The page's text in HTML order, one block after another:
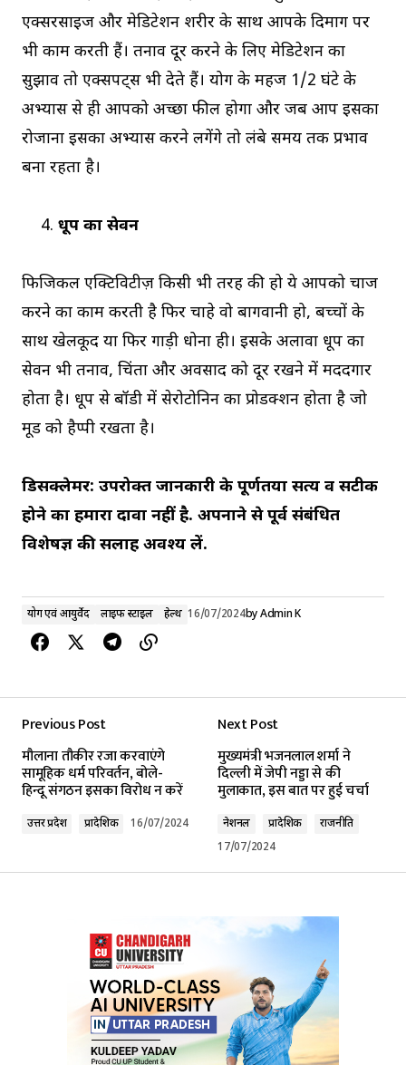
एक्सरसाइज और मेडिटेशन शरीर के साथ आपके दिमाग पर
भी काम करती हैं। तनाव दूर करने के लिए मेडिटेशन का
सुझाव तो एक्सपर्ट्स भी देते हैं। योग के महज 1/2 घंटे के
अभ्यास से ही आपको अच्छा फील होगा और जब आप इसका
रोजाना इसका अभ्यास करने लगेंगे तो लंबे समय तक प्रभाव
बना रहता है।
धूप का सेवन
फिजिकल एक्टिविटीज़ किसी भी तरह की हो ये आपको चार्ज
करने का काम करती है फिर चाहे वो बागवानी हो, बच्चों के
साथ खेलकूद या फिर गाड़ी धोना ही। इसके अलावा धूप का
सेवन भी तनाव, चिंता और अवसाद को दूर रखने में मददगार
होता है। धूप से बॉडी में सेरोटोनिन का प्रोडक्शन होता है जो
मूड को हैप्पी रखता है।
डिसक्लेमर: उपरोक्त जानकारी के पूर्णतया सत्य व सटीक
होने का हमारा दावा नहीं है. अपनाने से पूर्व संबंधित
विशेषज्ञ की सलाह अवश्य लें.
योग एवं आयुर्वेद लाइफ स्टाइल हेल्थ 16/07/2024byAdmin K
Previous Post
मौलाना तौकीर रजा करवाएंगे
सामूहिक धर्म परिवर्तन, बोले-
हिन्दू संगठन इसका विरोध न करें
उत्तर प्रदेश प्रादेशिक 16/07/2024
Next Post
मुख्यमंत्री भजनलाल शर्मा ने
दिल्ली में जेपी नड्डा से की
मुलाकात, इस बात पर हुई चर्चा
नेशनल प्रादेशिक
राजनीति
17/07/2024